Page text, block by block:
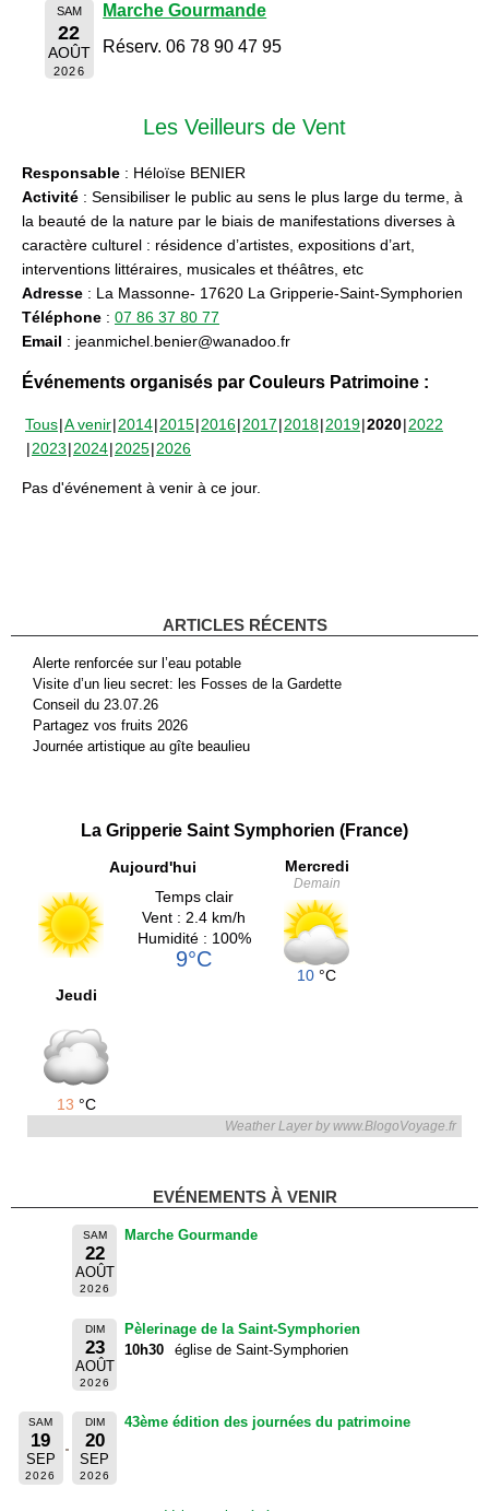
SAM
22
AOÛT
2026
Marche Gourmande
Réserv. 06 78 90 47 95
Les Veilleurs de Vent
Responsable : Héloïse BENIER
Activité : Sensibiliser le public au sens le plus large du terme, à
la beauté de la nature par le biais de manifestations diverses à
caractère culturel : résidence d’artistes, expositions d’art,
interventions littéraires, musicales et théâtres, etc
Adresse : La Massonne- 17620 La Gripperie-Saint-Symphorien
Téléphone : 07 86 37 80 77
Email : jeanmichel.benier@wanadoo.fr
Événements organisés par Couleurs Patrimoine :
Tous A venir 2014 2015 2016 2017 2018 2019 2020 2022
2023 2024 2025 2026
Pas d'événement à venir à ce jour.
ARTICLES RÉCENTS
Alerte renforcée sur l’eau potable
Visite d’un lieu secret: les Fosses de la Gardette
Conseil du 23.07.26
Partagez vos fruits 2026
Journée artistique au gîte beaulieu
La Gripperie Saint Symphorien (France)
Aujourd'hui
Temps clair
Vent : 2.4 km/h
Humidité : 100%
9°C
Mercredi
Demain
10 °C
Jeudi
13 °C
Weather Layer by www.BlogoVoyage.fr
EVÉNEMENTS À VENIR
SAM
22
AOÛT
2026
Marche Gourmande
DIM
23
AOÛT
2026
Pèlerinage de la Saint-Symphorien
10h30
église de Saint-Symphorien
SAM
19
SEP
2026
DIM
20
SEP
2026
43ème édition des journées du patrimoine